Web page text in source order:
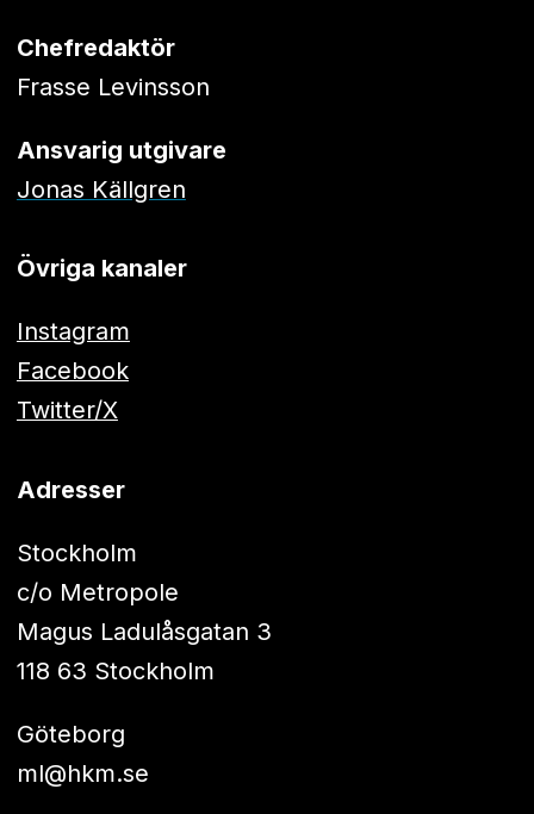
Chefredaktör
Frasse Levinsson
Ansvarig utgivare
Jonas Källgren
Övriga kanaler
Instagram
Facebook
Twitter/X
Adresser
Stockholm
c/o Metropole
Magus Ladulåsgatan 3
118 63 Stockholm
Göteborg
ml@hkm.se